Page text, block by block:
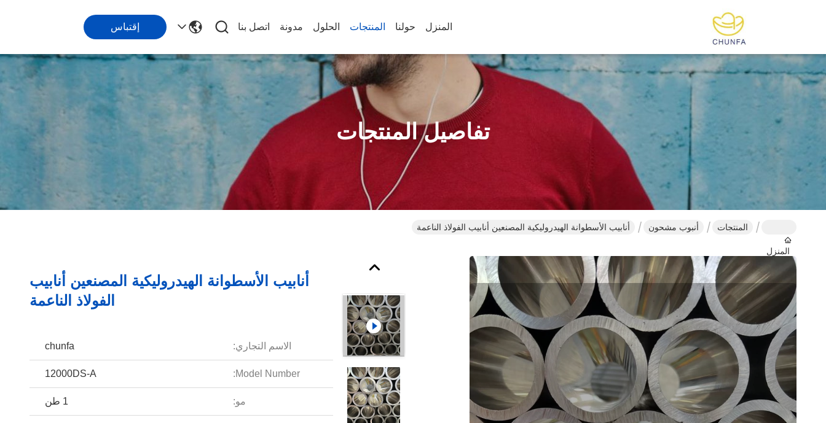
المنزل حولنا المنتجات الحلول مدونة اتصل بنا إقتباس
تفاصيل المنتجات
المنزل
المنتجات أنبوب مشحون أنابيب الأسطوانة الهيدروليكية المصنعين أنابيب الفولاذ الناعمة
أنابيب الأسطوانة الهيدروليكية المصنعين أنابيب
الفولاذ الناعمة
الاسم التجاري: chunfa
Model Number:
12000DS-A
مو: 1 طن